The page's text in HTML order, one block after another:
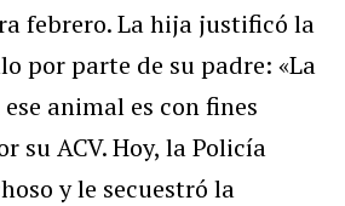
febrero. La hija justificó la
por parte de su padre: «La
animal es con fines
su ACV. Hoy, la Policía
y le secuestró la